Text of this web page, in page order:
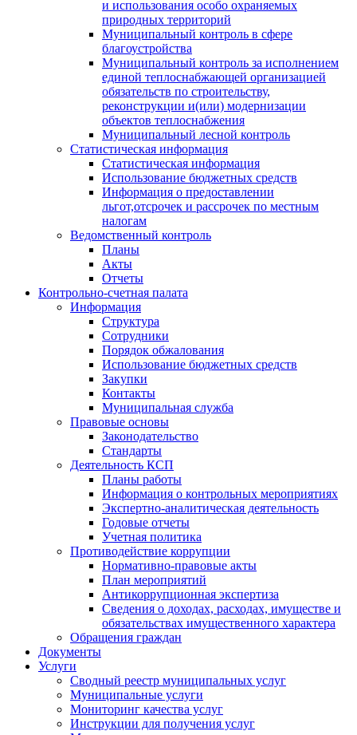
и использования особо охраняемых
природных территорий
Муниципальный контроль в сфере
благоустройства
Муниципальный контроль за исполнением
единой теплоснабжающей организацией
обязательств по строительству,
реконструкции и(или) модернизации
объектов теплоснабжения
Муниципальный лесной контроль
Статистическая информация
Статистическая информация
Использование бюджетных средств
Информация о предоставлении
льгот,отсрочек и рассрочек по местным
налогам
Ведомственный контроль
Планы
Акты
Отчеты
Контрольно-счетная палата
Информация
Структура
Сотрудники
Порядок обжалования
Использование бюджетных средств
Закупки
Контакты
Муниципальная служба
Правовые основы
Законодательство
Стандарты
Деятельность КСП
Планы работы
Информация о контрольных мероприятиях
Экспертно-аналитическая деятельность
Годовые отчеты
Учетная политика
Противодействие коррупции
Нормативно-правовые акты
План мероприятий
Антикоррупционная экспертиза
Сведения о доходах, расходах, имуществе и
обязательствах имущественного характера
Обращения граждан
Документы
Услуги
Сводный реестр муниципальных услуг
Муниципальные услуги
Мониторинг качества услуг
Инструкции для получения услуг